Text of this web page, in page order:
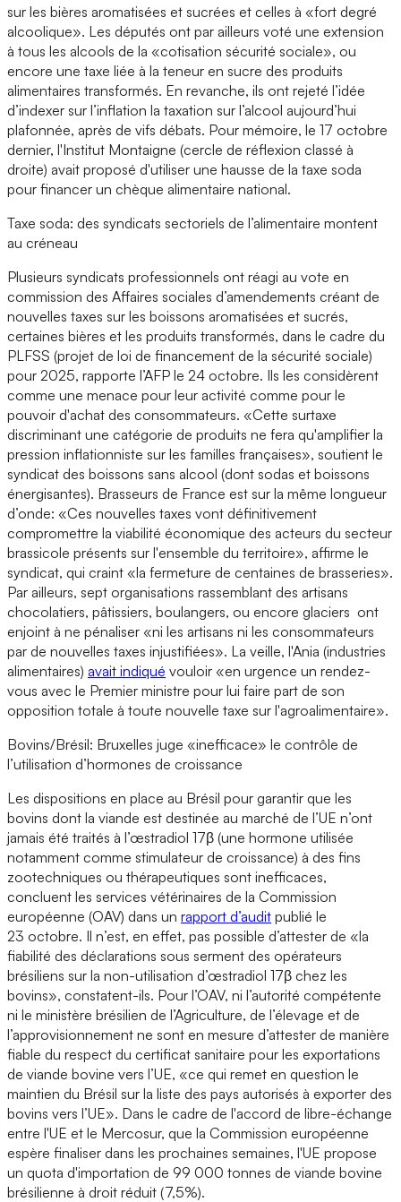
sur les bières aromatisées et sucrées et celles à «fort degré
alcoolique». Les députés ont par ailleurs voté une extension
à tous les alcools de la «cotisation sécurité sociale», ou
encore une taxe liée à la teneur en sucre des produits
alimentaires transformés. En revanche, ils ont rejeté l’idée
d’indexer sur l’inflation la taxation sur l’alcool aujourd’hui
plafonnée, après de vifs débats. Pour mémoire, le 17 octobre
dernier, l'Institut Montaigne (cercle de réflexion classé à
droite) avait proposé d'utiliser une hausse de la taxe soda
pour financer un chèque alimentaire national.
Taxe soda: des syndicats sectoriels de l’alimentaire montent
au créneau
Plusieurs syndicats professionnels ont réagi au vote en
commission des Affaires sociales d’amendements créant de
nouvelles taxes sur les boissons aromatisées et sucrés,
certaines bières et les produits transformés, dans le cadre du
PLFSS (projet de loi de financement de la sécurité sociale)
pour 2025, rapporte l’AFP le 24 octobre. Ils les considèrent
comme une menace pour leur activité comme pour le
pouvoir d'achat des consommateurs. «Cette surtaxe
discriminant une catégorie de produits ne fera qu'amplifier la
pression inflationniste sur les familles françaises», soutient le
syndicat des boissons sans alcool (dont sodas et boissons
énergisantes). Brasseurs de France est sur la même longueur
d’onde: «Ces nouvelles taxes vont définitivement
compromettre la viabilité économique des acteurs du secteur
brassicole présents sur l'ensemble du territoire», affirme le
syndicat, qui craint «la fermeture de centaines de brasseries».
Par ailleurs, sept organisations rassemblant des artisans
chocolatiers, pâtissiers, boulangers, ou encore glaciers ont
enjoint à ne pénaliser «ni les artisans ni les consommateurs
par de nouvelles taxes injustifiées». La veille, l'Ania (industries
alimentaires) avait indiqué vouloir «en urgence un rendez-
vous avec le Premier ministre pour lui faire part de son
opposition totale à toute nouvelle taxe sur l'agroalimentaire».
Bovins/Brésil: Bruxelles juge «inefficace» le contrôle de
l’utilisation d’hormones de croissance
Les dispositions en place au Brésil pour garantir que les
bovins dont la viande est destinée au marché de l’UE n’ont
jamais été traités à l’œstradiol 17β (une hormone utilisée
notamment comme stimulateur de croissance) à des fins
zootechniques ou thérapeutiques sont inefficaces,
concluent les services vétérinaires de la Commission
européenne (OAV) dans un rapport d’audit publié le
23 octobre. Il n’est, en effet, pas possible d’attester de «la
fiabilité des déclarations sous serment des opérateurs
brésiliens sur la non-utilisation d’œstradiol 17β chez les
bovins», constatent-ils. Pour l’OAV, ni l’autorité compétente
ni le ministère brésilien de l’Agriculture, de l’élevage et de
l’approvisionnement ne sont en mesure d’attester de manière
fiable du respect du certificat sanitaire pour les exportations
de viande bovine vers l’UE, «ce qui remet en question le
maintien du Brésil sur la liste des pays autorisés à exporter des
bovins vers l’UE». Dans le cadre de l'accord de libre-échange
entre l'UE et le Mercosur, que la Commission européenne
espère finaliser dans les prochaines semaines, l'UE propose
un quota d'importation de 99 000 tonnes de viande bovine
brésilienne à droit réduit (7,5%).